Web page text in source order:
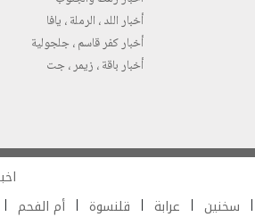
أخبار اللد ، الرملة ، يافا
أخبار كفر قاسم ، جلجولية
أخبار باقة ، زيمر ، جت
سخنين عرابة قلنسوة أم الفحم